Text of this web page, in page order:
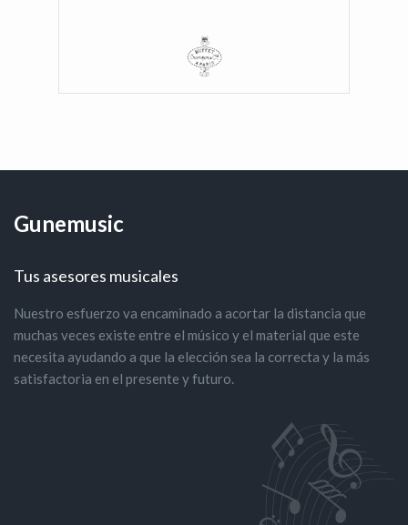
Gunemusic
Tus asesores musicales
Nuestro esfuerzo va encaminado a acortar la distancia que
muchas veces existe entre el músico y el material que este
necesita ayudando a que la elección sea la correcta y la más
satisfactoria en el presente y futuro.